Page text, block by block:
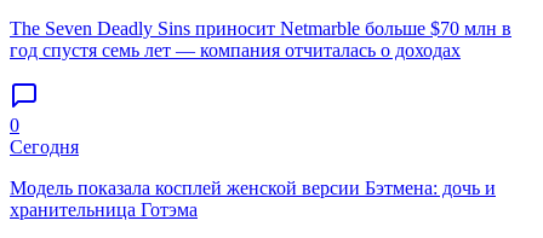
The Seven Deadly Sins приносит Netmarble больше $70 млн в
год спустя семь лет — компания отчиталась о доходах
0
Сегодня
Модель показала косплей женской версии Бэтмена: дочь и
хранительница Готэма